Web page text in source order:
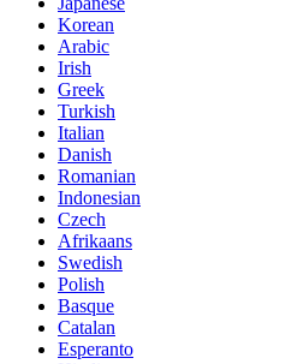
Korean
Arabic
Irish
Greek
Turkish
Italian
Danish
Romanian
Indonesian
Czech
Afrikaans
Swedish
Polish
Basque
Catalan
Esperanto